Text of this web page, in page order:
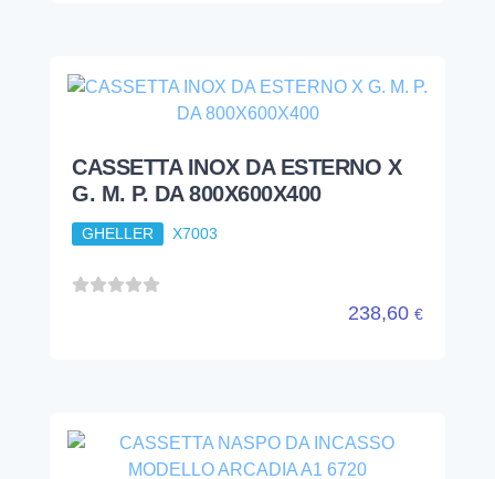
CASSETTA INOX DA ESTERNO X
G. M. P. DA 800X600X400
GHELLER X7003
238,60 €